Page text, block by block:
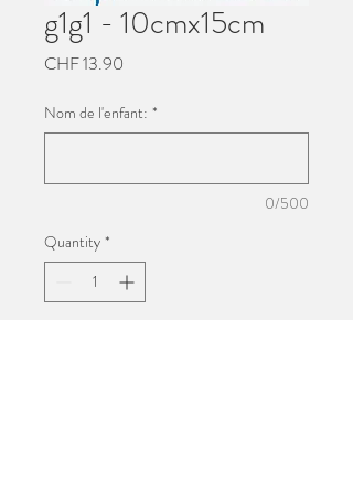
g1g1 - 10cmx15cm
CHF 13.90
Nom de l'enfant: *
0/500
Quantity *